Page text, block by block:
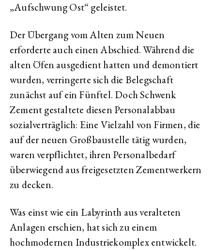
„Aufschwung Ost“ geleistet.
Der Übergang vom Alten zum Neuen
erforderte auch einen Abschied. Während die
alten Öfen ausgedient hatten und demontiert
wurden, verringerte sich die Belegschaft
zunächst auf ein Fünftel. Doch Schwenk
Zement gestaltete diesen Personalabbau
sozialverträglich: Eine Vielzahl von Firmen, die
auf der neuen Großbaustelle tätig wurden,
waren verpflichtet, ihren Personalbedarf
überwiegend aus freigesetzten Zementwerkern
zu decken.
Was einst wie ein Labyrinth aus veralteten
Anlagen erschien, hat sich zu einem
hochmodernen Industriekomplex entwickelt.